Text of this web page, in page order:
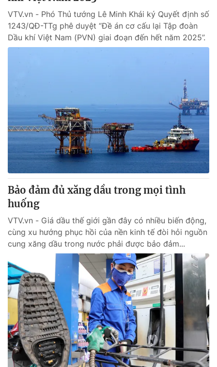
VTV.vn - Phó Thủ tướng Lê Minh Khái ký Quyết định số
1243/QĐ-TTg phê duyệt “Đề án cơ cấu lại Tập đoàn
Dầu khí Việt Nam (PVN) giai đoạn đến hết năm 2025”.
Bảo đảm đủ xăng dầu trong mọi tình
huống
VTV.vn - Giá dầu thế giới gần đây có nhiều biến động,
cùng xu hướng phục hồi của nền kinh tế đòi hỏi nguồn
cung xăng dầu trong nước phải được bảo đảm...